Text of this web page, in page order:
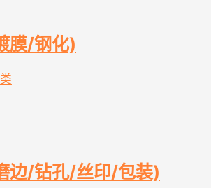
膜/钢化)
边/钻孔/丝印/包装)